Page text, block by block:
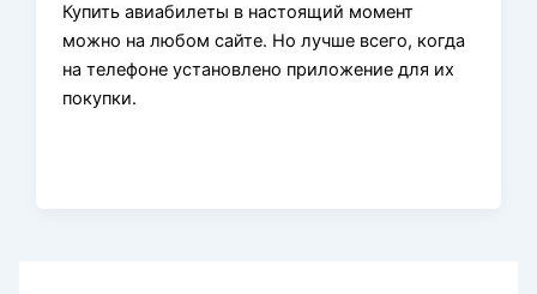
Купить авиабилеты в настоящий момент
можно на любом сайте. Но лучше всего, когда
на телефоне установлено приложение для их
покупки.